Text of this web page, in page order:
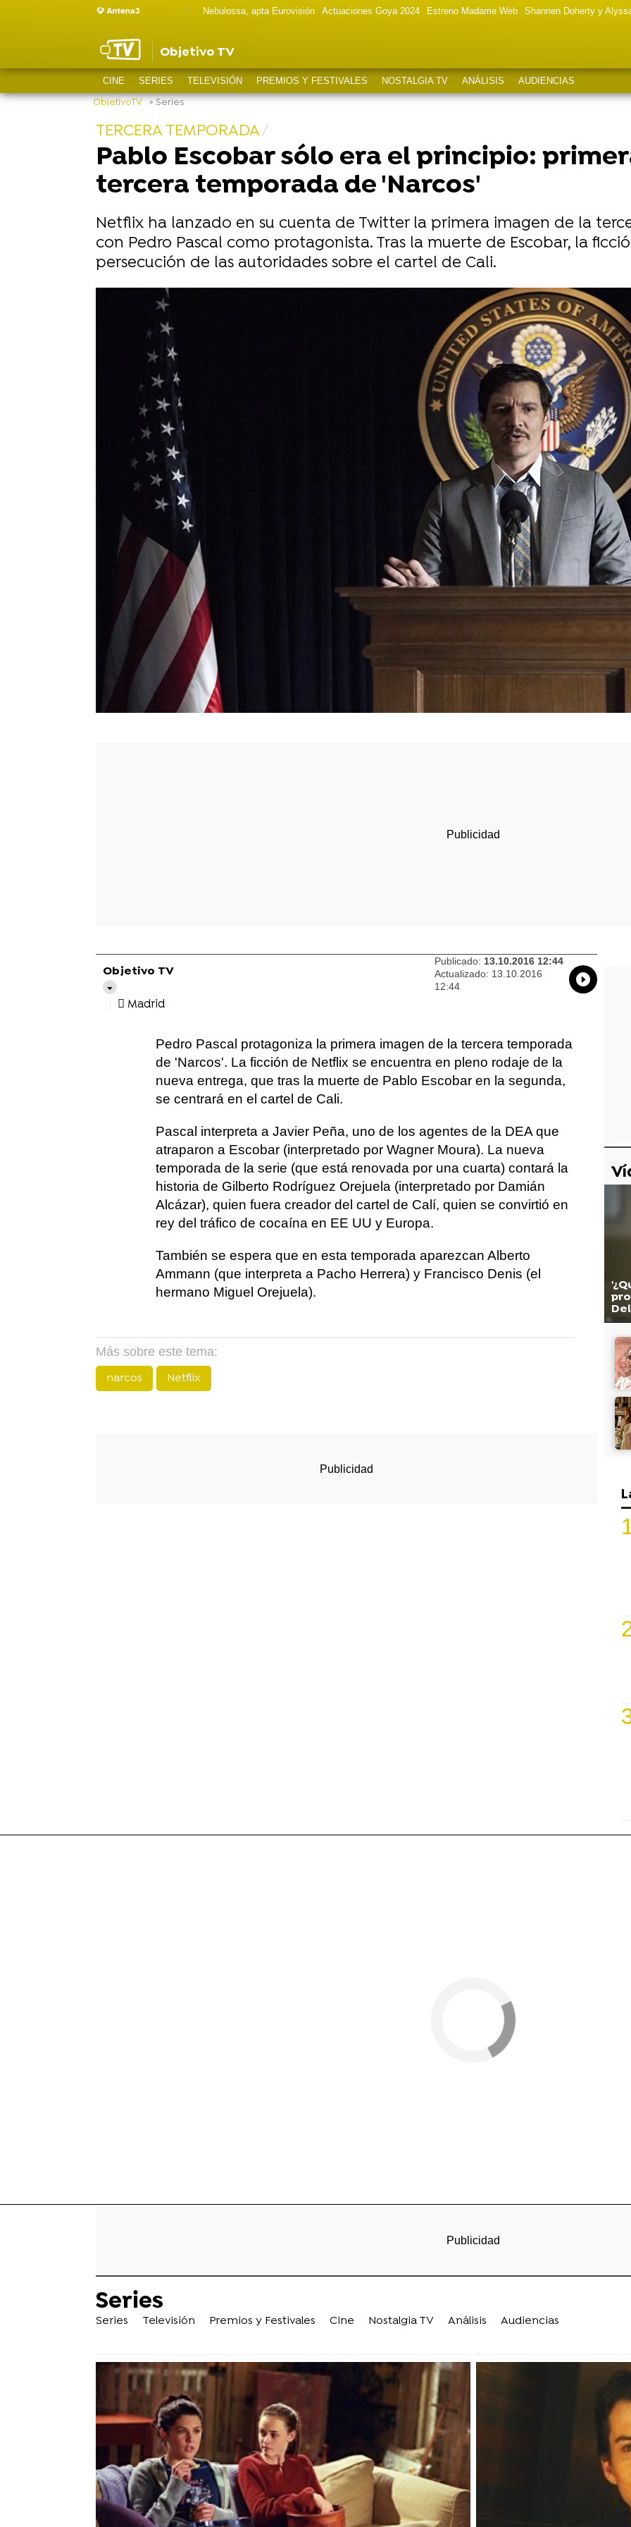
Nebulossa, apta Eurovisión Actuaciones Goya 2024 Estreno Madame Web Shannen Doherty y
Objetivo TV
CINE SERIES TELEVISIÓN PREMIOS Y FESTIVALES NOSTALGIA TV ANÁLISIS AUDIENCIAS
ObjetivoTV » Series
TERCERA TEMPORADA
Pablo Escobar sólo era el principio:
tercera temporada de 'Narcos'
Netflix ha lanzado en su cuenta de Twitter la primera imagen de la
con Pedro Pascal como protagonista. Tras la muerte de Escobar, la
persecución de las autoridades sobre el cartel de Cali.
Objetivo TV
Madrid
Publicado: 13.10.2016 12:44
Actualizado: 13.10.2016
12:44
Whatsapp
Pedro Pascal protagoniza la primera imagen de la tercera temporada
de 'Narcos'. La ficción de Netflix se encuentra en pleno rodaje de la
nueva entrega, que tras la muerte de Pablo Escobar en la segunda,
se centrará en el cartel de Cali.
Pascal interpreta a Javier Peña, uno de los agentes de la DEA que
atraparon a Escobar (interpretado por Wagner Moura). La nueva
temporada de la serie (que está renovada por una cuarta) contará la
historia de Gilberto Rodríguez Orejuela (interpretado por Damián
Alcázar), quien fuera creador del cartel de Calí, quien se convirtió en
rey del tráfico de cocaína en EE UU y Europa.
También se espera que en esta temporada aparezcan Alberto
Ammann (que interpreta a Pacho Herrera) y Francisco Denis (el
hermano Miguel Orejuela).
Más sobre este tema:
narcos
Netflix
Series
Series Televisión Premios y Festivales Cine Nostalgia TV Análisis Audiencias